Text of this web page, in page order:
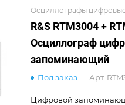
Осциллографы
R&S RTM3004 +
Осциллограф
запоминающий
Под заказ Арт.
Цифровой